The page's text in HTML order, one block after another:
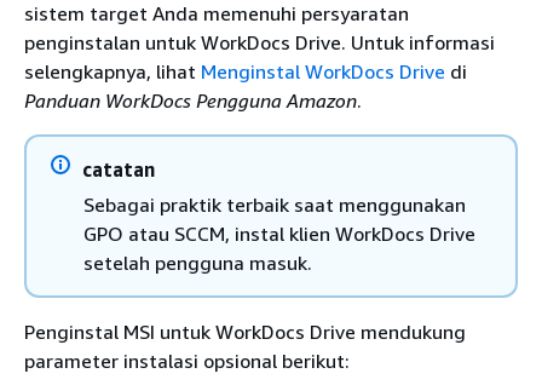
sistem target Anda memenuhi persyaratan
penginstalan untuk WorkDocs Drive. Untuk informasi
selengkapnya, lihat Menginstal WorkDocs Drive di
Panduan WorkDocs Pengguna Amazon.
catatan
Sebagai praktik terbaik saat menggunakan
GPO atau SCCM, instal klien WorkDocs Drive
setelah pengguna masuk.
Penginstal MSI untuk WorkDocs Drive mendukung
parameter instalasi opsional berikut: